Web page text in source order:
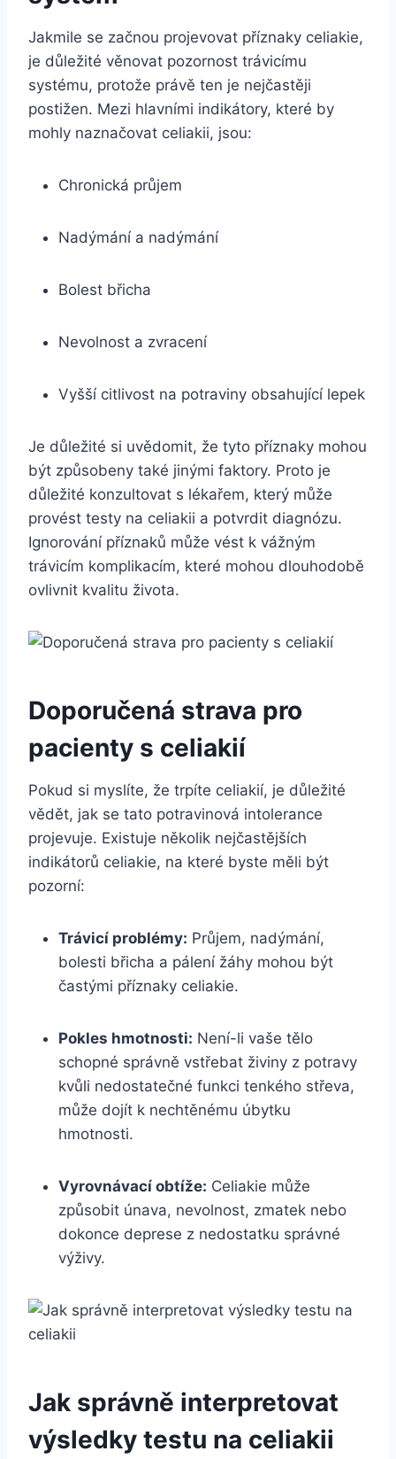
Jakmile se začnou projevovat příznaky celiakie,
je důležité věnovat pozornost trávicímu
systému, protože právě ten je nejčastěji
postižen. Mezi hlavními indikátory, které by
mohly naznačovat celiakii, jsou:
Chronická průjem
Nadýmání a nadýmání
Bolest břicha
Nevolnost a zvracení
Vyšší citlivost na potraviny obsahující lepek
Je důležité si uvědomit, že tyto příznaky mohou
být způsobeny také jinými faktory. Proto je
důležité konzultovat s lékařem, který může
provést testy na celiakii a potvrdit diagnózu.
Ignorování příznaků může vést k vážným
trávicím komplikacím, které mohou dlouhodobě
ovlivnit kvalitu života.
Doporučená strava pro
pacienty s celiakií
Pokud si myslíte, že trpíte celiakií, je důležité
vědět, jak se tato potravinová intolerance
projevuje. Existuje několik nejčastějších
indikátorů celiakie, na které byste měli být
pozorní:
Trávicí problémy: Průjem, nadýmání,
bolesti břicha a pálení žáhy mohou být
častými příznaky celiakie.
Pokles hmotnosti: Není-li vaše tělo
schopné správně vstřebat živiny z potravy
kvůli nedostatečné funkci tenkého střeva,
může dojít k nechtěnému úbytku
hmotnosti.
Vyrovnávací obtíže: Celiakie může
způsobit únava, nevolnost, zmatek nebo
dokonce deprese z nedostatku správné
výživy.
Jak správně interpretovat
výsledky testu na celiakii